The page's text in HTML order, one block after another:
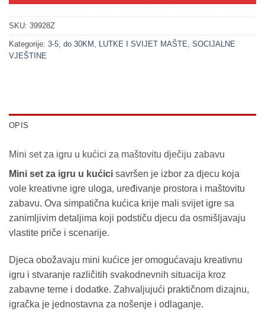
SKU: 39928Z
Kategorije: 3-5, do 30KM , LUTKE I SVIJET MAŠTE, SOCIJALNE
VJEŠTINE
OPIS
Mini set za igru u kućici za maštovitu dječiju zabavu
Mini set za igru u kućici savršen je izbor za djecu koja
vole kreativne igre uloga, uređivanje prostora i maštovitu
zabavu. Ova simpatična kućica krije mali svijet igre sa
zanimljivim detaljima koji podstiču djecu da osmišljavaju
vlastite priče i scenarije.
Djeca obožavaju mini kućice jer omogućavaju kreativnu
igru i stvaranje različitih svakodnevnih situacija kroz
zabavne teme i dodatke. Zahvaljujući praktičnom dizajnu,
igračka je jednostavna za nošenje i odlaganje.